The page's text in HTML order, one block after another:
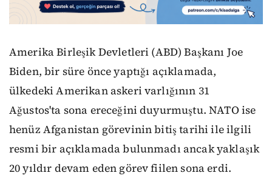
Amerika Birleşik Devletleri (ABD) Başkanı Joe
Biden, bir süre önce yaptığı açıklamada,
ülkedeki Amerikan askeri varlığının 31
Ağustos'ta sona ereceğini duyurmuştu. NATO ise
henüz Afganistan görevinin bitiş tarihi ile ilgili
resmi bir açıklamada bulunmadı ancak yaklaşık
20 yıldır devam eden görev fiilen sona erdi.